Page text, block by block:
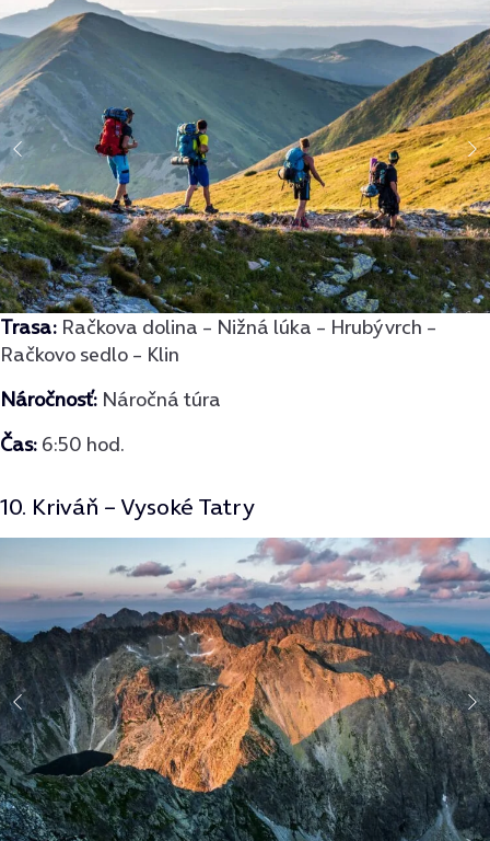
Trasa: Račkova dolina – Nižná lúka – Hrubý vrch –
Račkovo sedlo – Klin
Náročnosť: Náročná túra
Čas: 6:50 hod.
10. Kriváň – Vysoké Tatry